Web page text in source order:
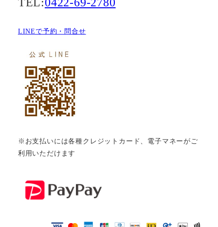
TEL:0422-69-2780
LINEで予約・問合せ
※お支払いには各種クレジットカード、電子マネーがご
利用いただけます